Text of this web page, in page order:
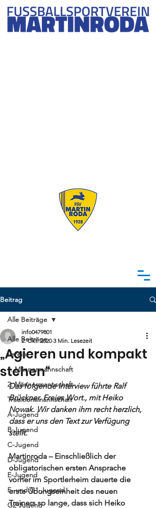
Beitrag
Alle Beiträge
Verein
1. Männermannschaft
2. Männermannschaft
Traditionsmannschaft
A-Jugend
B-Jugend
C-Jugend
D-Jugend
E-Jugend
F- und G1-Jugend
G2-Jugend
Alle Beiträge
„Agieren und kompakt
stehen“
info0479801
2. Okt. 2020 3 Min. Lesezeit
Das folgende Interview führte Ralf
Brückner, Freies Wort., mit Heiko
Nowak. Wir danken ihm recht herzlich,
dass er uns den Text zur Verfügung
stellt.
Martinroda – Einschließlich der
obligatorischen ersten Ansprache
vorher im Sportlerheim dauerte die
erste Übungseinheit des neuen
Trainers so lange, dass sich Heiko